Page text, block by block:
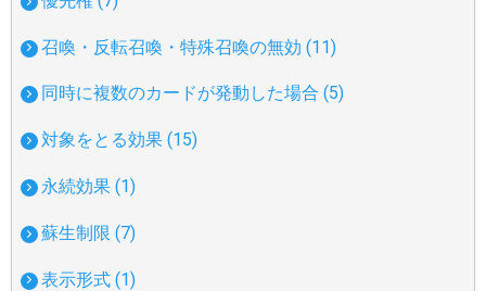
召喚・反転召喚・特殊召喚の無効 (11)
同時に複数のカードが発動した場合 (5)
対象をとる効果 (15)
永続効果 (1)
蘇生制限 (7)
表示形式 (1)